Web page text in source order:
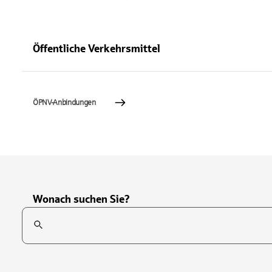
Öffentliche Verkehrsmittel
ÖPNV-Anbindungen
Wonach suchen Sie?
Suchfeld